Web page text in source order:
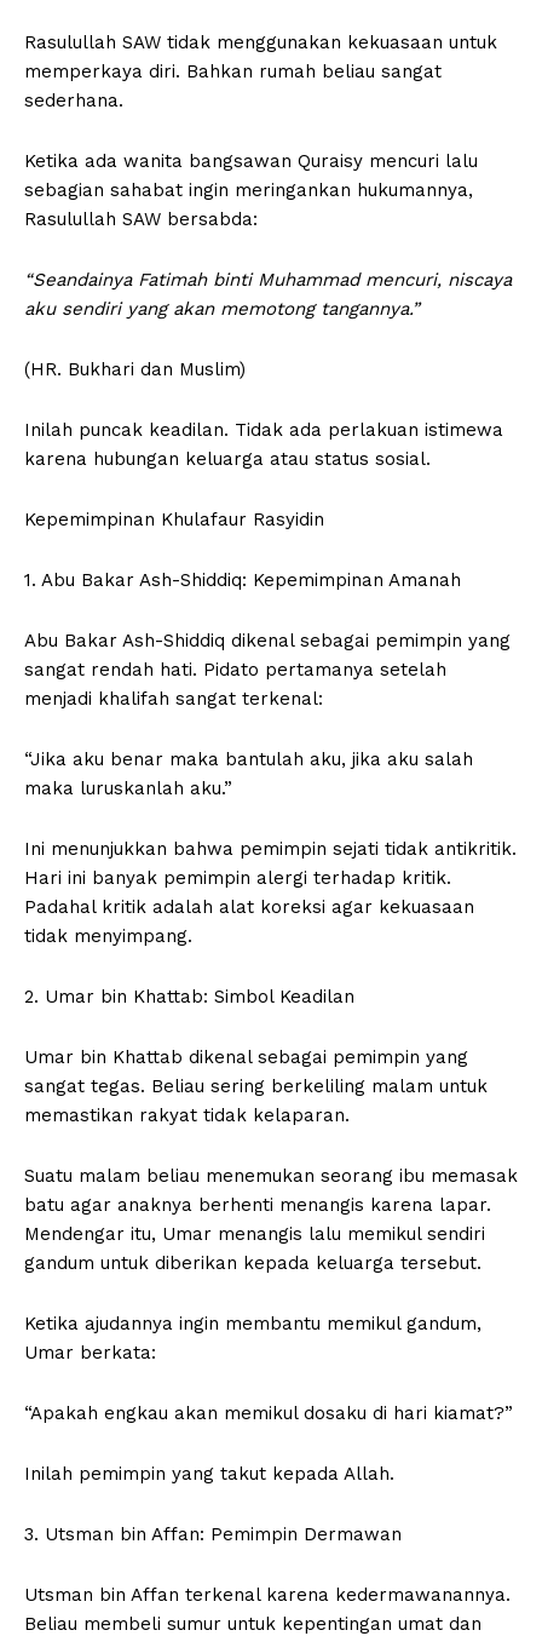
Rasulullah SAW tidak menggunakan kekuasaan untuk
memperkaya diri. Bahkan rumah beliau sangat
sederhana.
Ketika ada wanita bangsawan Quraisy mencuri lalu
sebagian sahabat ingin meringankan hukumannya,
Rasulullah SAW bersabda:
“Seandainya Fatimah binti Muhammad mencuri, niscaya
aku sendiri yang akan memotong tangannya.”
(HR. Bukhari dan Muslim)
Inilah puncak keadilan. Tidak ada perlakuan istimewa
karena hubungan keluarga atau status sosial.
Kepemimpinan Khulafaur Rasyidin
1. Abu Bakar Ash-Shiddiq: Kepemimpinan Amanah
Abu Bakar Ash-Shiddiq dikenal sebagai pemimpin yang
sangat rendah hati. Pidato pertamanya setelah
menjadi khalifah sangat terkenal:
“Jika aku benar maka bantulah aku, jika aku salah
maka luruskanlah aku.”
Ini menunjukkan bahwa pemimpin sejati tidak antikritik.
Hari ini banyak pemimpin alergi terhadap kritik.
Padahal kritik adalah alat koreksi agar kekuasaan
tidak menyimpang.
2. Umar bin Khattab: Simbol Keadilan
Umar bin Khattab dikenal sebagai pemimpin yang
sangat tegas. Beliau sering berkeliling malam untuk
memastikan rakyat tidak kelaparan.
Suatu malam beliau menemukan seorang ibu memasak
batu agar anaknya berhenti menangis karena lapar.
Mendengar itu, Umar menangis lalu memikul sendiri
gandum untuk diberikan kepada keluarga tersebut.
Ketika ajudannya ingin membantu memikul gandum,
Umar berkata:
“Apakah engkau akan memikul dosaku di hari kiamat?”
Inilah pemimpin yang takut kepada Allah.
3. Utsman bin Affan: Pemimpin Dermawan
Utsman bin Affan terkenal karena kedermawanannya.
Beliau membeli sumur untuk kepentingan umat dan